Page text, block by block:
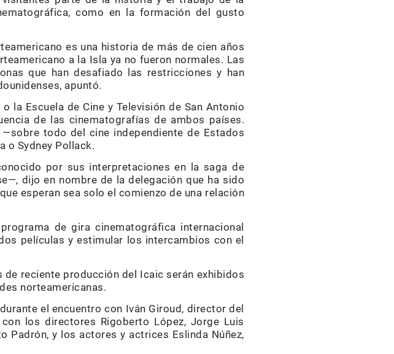
como en la formación del gusto
es una historia de más de cien años
a la Isla ya no fueron normales. Las
que han desafiado las restricciones y han
apuntó.
la Escuela de Cine y Televisión de San Antonio
de las cinematografías de ambos países.
todo del cine independiente de Estados
o Sydney Pollack.
por sus interpretaciones en la saga de
dijo en nombre de la delegación que ha sido
esperan sea solo el comienzo de una relación
de gira cinematográfica internacional
películas y estimular los intercambios con el
reciente producción del Icaic serán exhibidos
norteamericanas.
el encuentro con Iván Giroud, director del
los directores Rigoberto Ló­pez, Jorge Luis
Padrón, y los actores y actrices Eslinda Núñez,